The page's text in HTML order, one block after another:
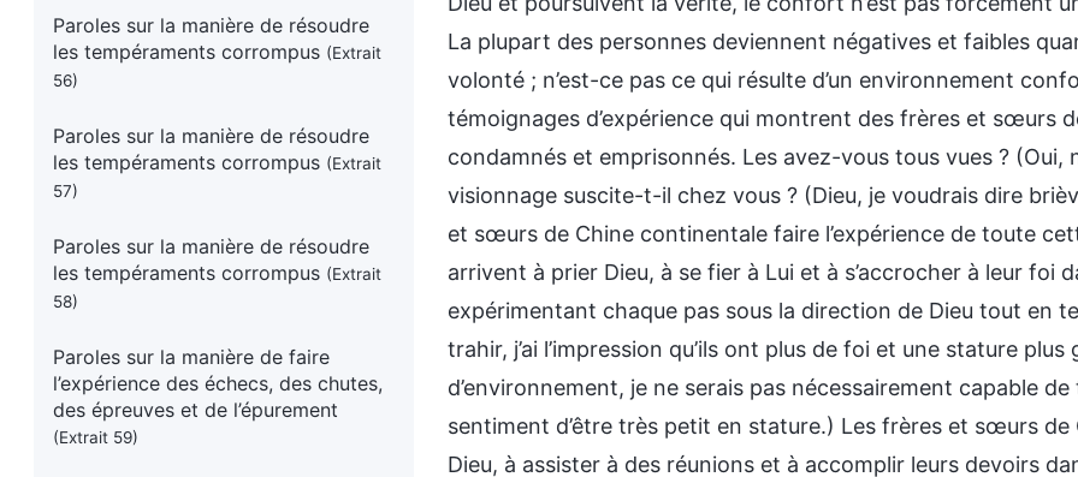
Paroles sur la manière de résoudre
les tempéraments corrompus (Extrait
56)
Paroles sur la manière de résoudre
les tempéraments corrompus (Extrait
57)
Paroles sur la manière de résoudre
les tempéraments corrompus (Extrait
58)
Paroles sur la manière de faire
l’expérience des échecs, des chutes,
des épreuves et de l’épurement
(Extrait 59)